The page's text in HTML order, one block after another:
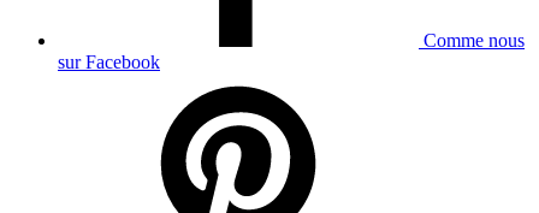
Comme nous
sur Facebook